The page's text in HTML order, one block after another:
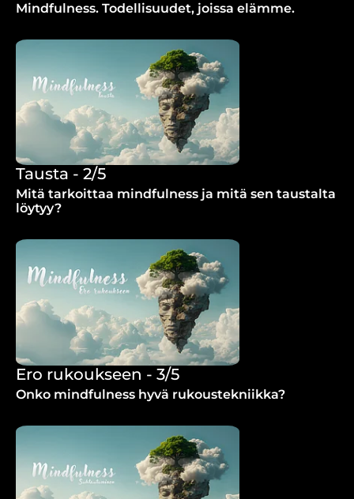
Mindfulness. Todellisuudet, joissa elämme.
Tausta - 2/5
Mitä tarkoittaa mindfulness ja mitä sen taustalta
löytyy?
Ero rukoukseen - 3/5
Onko mindfulness hyvä rukoustekniikka?